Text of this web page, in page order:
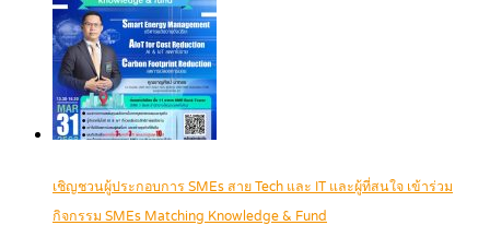
เชิญชวนผู้ประกอบการ SMEs สาย Tech และ IT และผู้ที่สนใจ เข้าร่วม
กิจกรรม SMEs Matching Knowledge & Fund